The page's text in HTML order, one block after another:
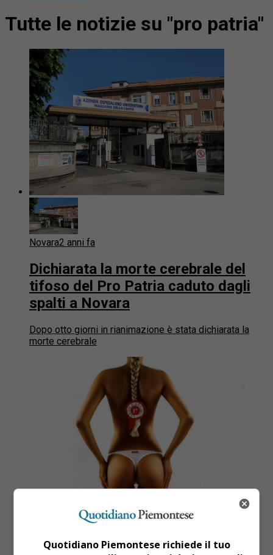
Tutte le notizie su "pro patria"
Novara2 anni fa
Dichiarata la morte cerebrale del
tifoso del Pro Patria caduto dagli
spalti a Novara
Dopo otto giorni in rianimazione è stata dichiarata la
morte cerebrale
Alessandria11 anni fa
Quotidiano Piemontese richiede il tuo